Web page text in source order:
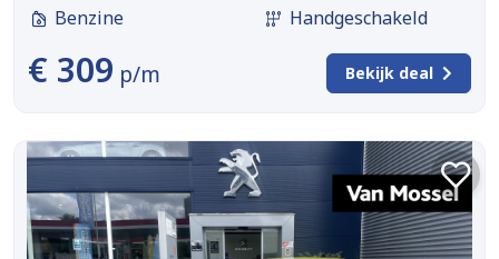
Benzine
Handgeschakeld
€ 309 p/m Bekijk deal